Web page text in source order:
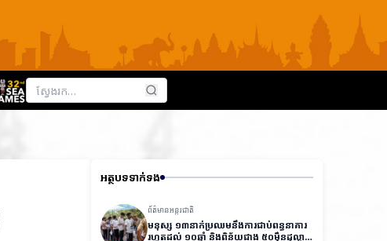
អត្ថបទទាក់ទង
ព័ត៌មានអន្តរជាតិ
មនុស្ស ១៣នាក់ប្រឈមនឹងការជាប់ពន្ធនាគារ
រហូតដល់ ១០ឆ្នាំ និងពិន័យជាង ៥០ម៉ឺនដុល្លារ